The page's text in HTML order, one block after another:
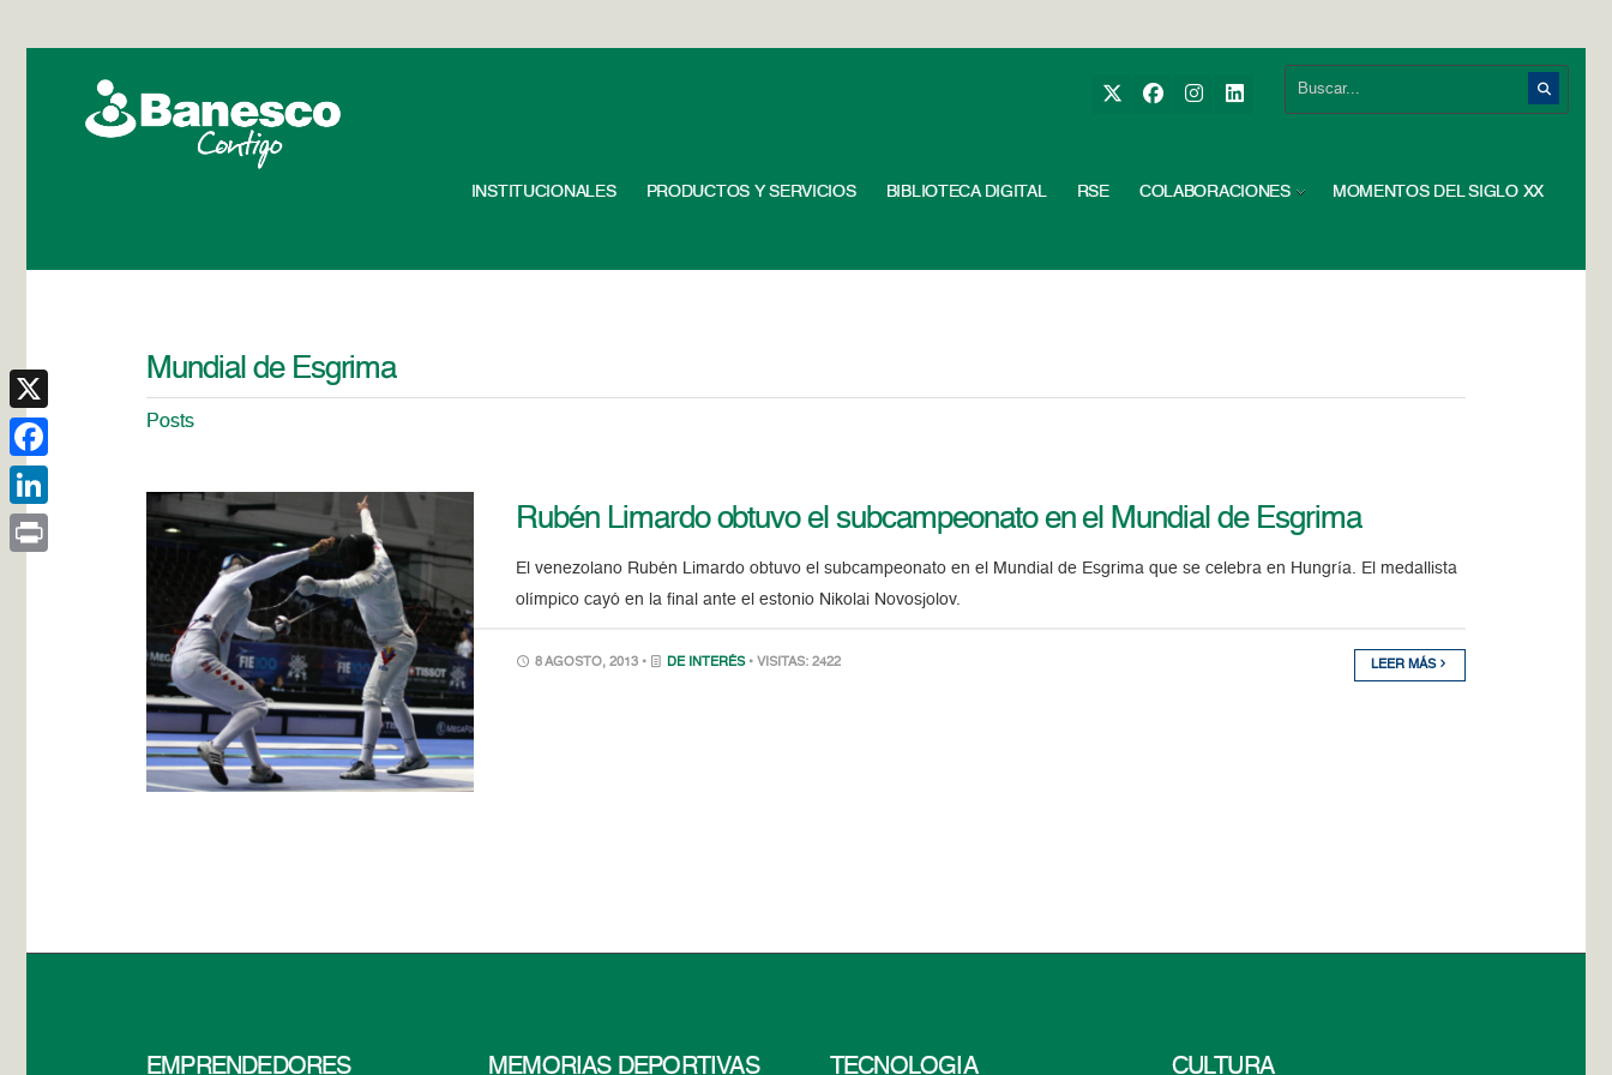
INSTITUCIONALES PRODUCTOS Y SERVICIOS BIBLIOTECA DIGITAL RSE COLABORACIONES MOMENTOS DEL SIGLO XX
Mundial de Esgrima
Posts
Rubén Limardo obtuvo el subcampeonato en el Mundial de Esgrima
El venezolano Rubén Limardo obtuvo el subcampeonato en el Mundial de Esgrima que se celebra en Hungría. El medallista
olímpico cayó en la final ante el estonio Nikolai Novosjolov.
8 AGOSTO, 2013 • DE INTERÉS • VISITAS: 2422 LEER MÁS
EMPRENDEDORES MEMORIAS DEPORTIVAS TECNOLOGÍA CULTURA
X
Facebook
LinkedIn